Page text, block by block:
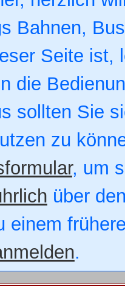
Bahnen,
Seite
die
sollten Sie
zu
, um
über
einem
.